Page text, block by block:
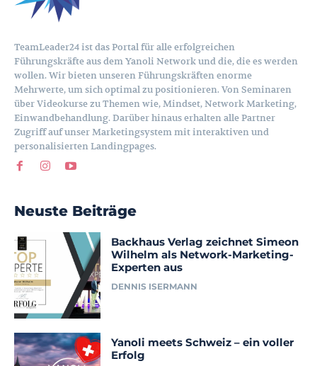
TeamLeader24 ist das Portal für alle erfolgreichen
Führungskräfte aus dem Yanoli Network und die, die es werden
wollen. Wir bieten unseren Führungskräften enorme
Mehrwerte, um sich optimal zu positionieren. Von Seminaren
über Videokurse zu Themen wie, Mindset, Network Marketing,
Einwandbehandlung. Darüber hinaus erhalten alle Partner
Zugriff auf unser Marketingsystem mit interaktiven und
personalisierten Landingpages.
Neuste Beiträge
Backhaus Verlag zeichnet Simeon
Wilhelm als Network-Marketing-
Experten aus
DENNIS ISERMANN
Yanoli meets Schweiz – ein voller
Erfolg